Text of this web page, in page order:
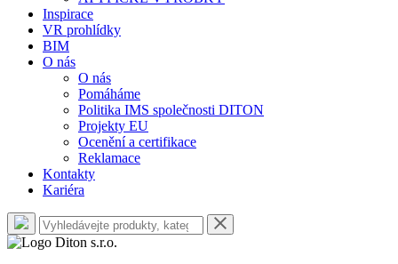
Inspirace
VR prohlídky
BIM
O nás
O nás
Pomáháme
Politika IMS společnosti DITON
Projekty EU
Ocenění a certifikace
Reklamace
Kontakty
Kariéra